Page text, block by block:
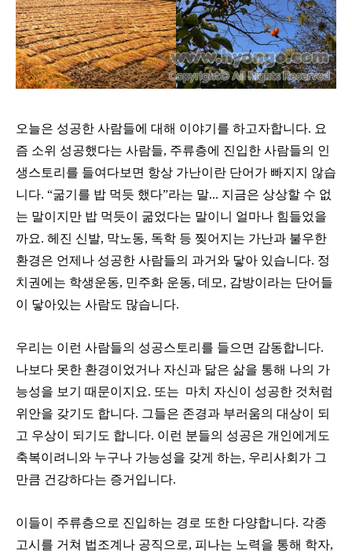
오늘은 성공한 사람들에 대해 이야기를 하고자합니다. 요
즘 소위 성공했다는 사람들, 주류층에 진입한 사람들의 인
생스토리를 들여다보면 항상 가난이란 단어가 빠지지 않습
니다. “굶기를 밥 먹듯 했다”라는 말... 지금은 상상할 수 없
는 말이지만 밥 먹듯이 굶었다는 말이니 얼마나 힘들었을
까요. 헤진 신발, 막노동, 독학 등 찢어지는 가난과 불우한
환경은 언제나 성공한 사람들의 과거와 닿아 있습니다. 정
치권에는 학생운동, 민주화 운동, 데모, 감방이라는 단어들
이 닿아있는 사람도 많습니다.
우리는 이런 사람들의 성공스토리를 들으면 감동합니다.
나보다 못한 환경이었거나 자신과 닮은 삶을 통해 나의 가
능성을 보기 때문이지요. 또는 마치 자신이 성공한 것처럼
위안을 갖기도 합니다. 그들은 존경과 부러움의 대상이 되
고 우상이 되기도 합니다. 이런 분들의 성공은 개인에게도
축복이려니와 누구나 가능성을 갖게 하는, 우리사회가 그
만큼 건강하다는 증거입니다.
이들이 주류층으로 진입하는 경로 또한 다양합니다. 각종
고시를 거쳐 법조계나 공직으로, 피나는 노력을 통해 학자,